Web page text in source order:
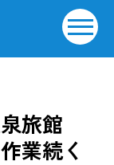
旅館
業続く